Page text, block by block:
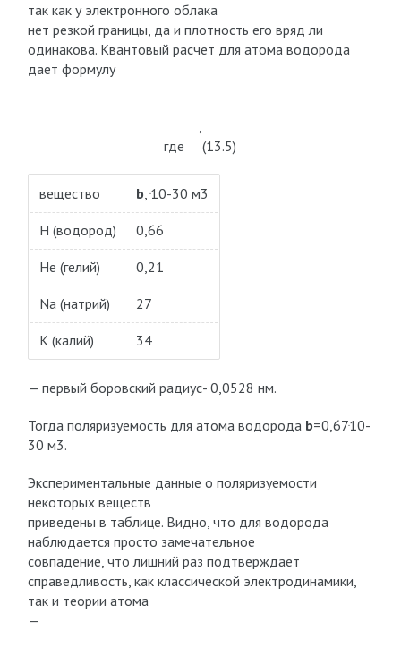
так как у электронного облака
нет резкой границы, да и плотность его вряд ли
одинакова. Квантовый расчет для атома водорода
дает формулу
,
где (13.5)
вещество b, ּ10-30 м3
H (водород) 0,66
Hе (гелий) 0,21
Na (натрий) 27
K (калий) 34
— первый боровский радиус- 0,0528 нм.
Тогда поляризуемость для атома водорода b=0,67ּ10-
30 м3.
Экспериментальные данные о поляризуемости
некоторых веществ
приведены в таблице. Видно, что для водорода
наблюдается просто замечательное
совпадение, что лишний раз подтверждает
справедливость, как классической электродинамики,
так и теории атома
—